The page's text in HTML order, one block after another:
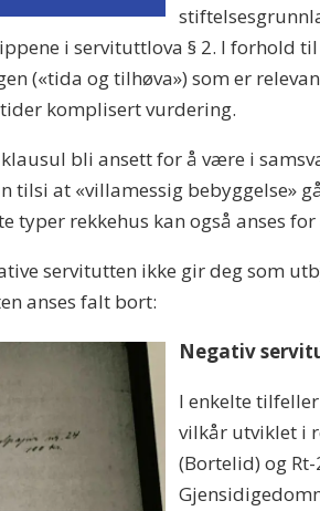
i servituttlova § 2. I forhold
(«tida og tilhøva») som er
komplisert vurdering.
bli ansett for å være i
tilsi at «villamessig bebyggelse»
typer rekkehus kan også anses
servitutten ikke gir deg som
anses falt bort:
Negativ
I enkelte
vilkår utviklet i
(Bortelid) og